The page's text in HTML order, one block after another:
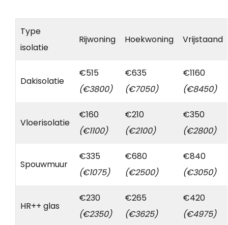
Type
isolatie
Rijwoning Hoekwoning Vrijstaand
Dakisolatie
€515
(€3800)
€635
(€7050)
€1160
(€8450)
Vloerisolatie
€160
(€1100)
€210
(€2100)
€350
(€2800)
Spouwmuur
€335
(€1075)
€680
(€2500)
€840
(€3050)
HR++ glas
€230
(€2350)
€265
(€3625)
€420
(€4975)